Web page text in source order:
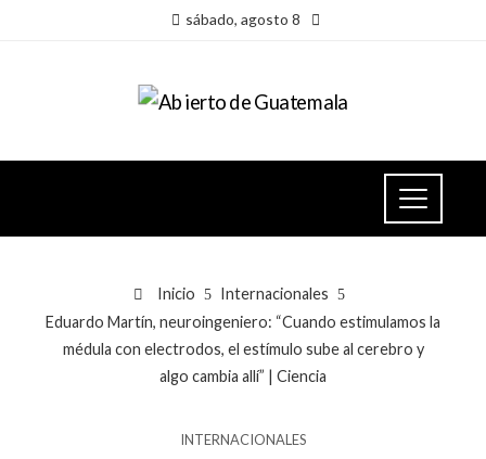
sábado, agosto 8
Inicio
Internacionales
Eduardo Martín, neuroingeniero: “Cuando estimulamos la
médula con electrodos, el estímulo sube al cerebro y
algo cambia allí” | Ciencia
INTERNACIONALES